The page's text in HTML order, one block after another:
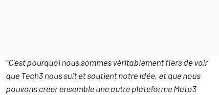
"C'est pourquoi nous sommes véritablement fiers de voir
que Tech3 nous suit et soutient notre idée, et que nous
pouvons créer ensemble une autre plateforme Moto3